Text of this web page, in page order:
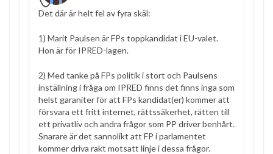
Det där är helt fel av fyra skäl:
1) Marit Paulsen är FPs toppkandidat i EU-valet.
Hon är för IPRED-lagen.
2) Med tanke på FPs politik i stort och Paulsens
inställning i fråga om IPRED finns det finns inga som
helst garaniter för att FPs kandidat(er) kommer att
försvara ett fritt internet, rättssäkerhet, rätten till
ett privatliv och andra frågor som PP driver benhårt.
Snarare är det sannolikt att FP i parlamentet
kommer driva rakt motsatt linje i dessa frågor.